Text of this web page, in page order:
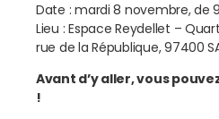
Date : mardi 8 novembre, de
Lieu : Espace Reydellet –
rue de la République, 97400
Avant d’y aller, vous
!